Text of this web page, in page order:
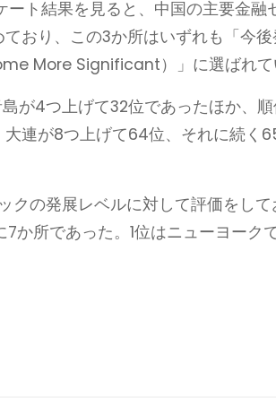
ート結果を見ると、中国の主要金融
おり、この3か所はいずれも「今
More Significant）」に選ばれて
が4つ上げて32位であったほか、
連が8つ上げて64位、それに続く
クの発展レベルに対して評価をし
か所であった。1位はニューヨーク